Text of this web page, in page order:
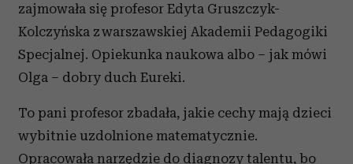
zajmowała się profesor Edyta Gruszczyk-
Kolczyńska z warszawskiej Akademii Pedagogiki
Specjalnej. Opiekunka naukowa albo – jak mówi
Olga – dobry duch Eureki.
To pani profesor zbadała, jakie cechy mają dzieci
wybitnie uzdolnione matematycznie.
Opracowała narzędzie do diagnozy talentu, bo